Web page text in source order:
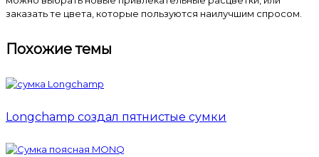
заказать те цвета, которые пользуются наилучшим спросом.
Похожие темы
Longchamp создал пятнистые сумки